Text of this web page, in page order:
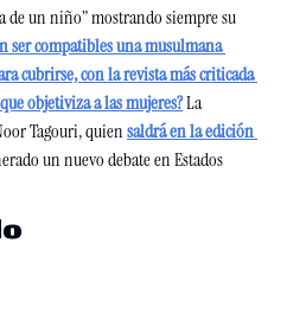
de un niño” mostrando siempre su
ser compatibles una musulmana
cubrirse, con la revista más criticada
objetiviza a las mujeres? La
Tagouri, quien saldrá en la edición
un nuevo debate en Estados